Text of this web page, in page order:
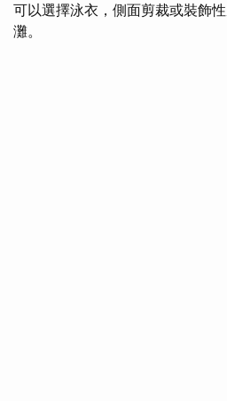
可以選擇泳衣，側面剪裁或裝飾
灘。